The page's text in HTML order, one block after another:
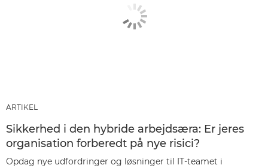
ARTIKEL
Sikkerhed i den hybride arbejdsæra: Er jeres
organisation forberedt på nye risici?
Opdag nye udfordringer og løsninger til IT-teamet i